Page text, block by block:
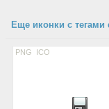
Еще иконки с
PNG ICO